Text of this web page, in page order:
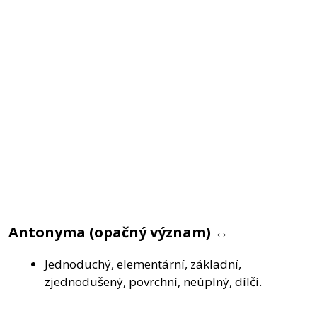
Antonyma (opačný význam) ↔️
Jednoduchý, elementární, základní,
zjednodušený, povrchní, neúplný, dílčí.